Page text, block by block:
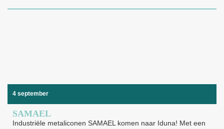
4 september
SAMAEL
Industriële metaliconen SAMAEL komen naar Iduna! Met een